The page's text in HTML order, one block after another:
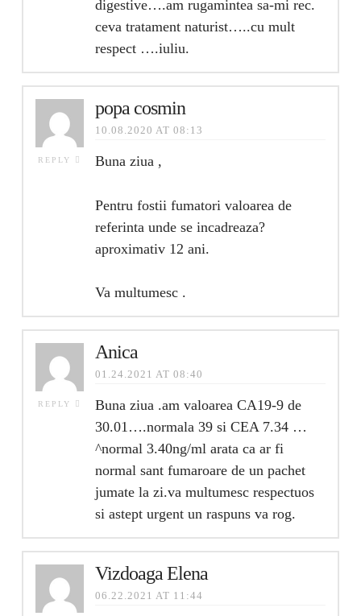
digestive….am rugamintea sa-mi rec.
ceva tratament naturist…..cu mult
respect ….iuliu.
REPLY
popa cosmin
10.08.2020 AT 08:13
Buna ziua ,
Pentru fostii fumatori valoarea de
referinta unde se incadreaza?
aproximativ 12 ani.
Va multumesc .
REPLY
Anica
01.24.2021 AT 08:40
Buna ziua .am valoarea CA19-9 de
30.01….normala 39 si CEA 7.34 …
^normal 3.40ng/ml arata ca ar fi
normal sant fumaroare de un pachet
jumate la zi.va multumesc respectuos
si astept urgent un raspuns va rog.
Vizdoaga Elena
06.22.2021 AT 11:44